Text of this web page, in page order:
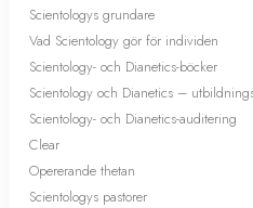
Scientologys grundare
Vad Scientology gör för individen
Scientology- och Dianetics-böcker
Scientology och Dianetics –
Scientology- och Dianetics-auditering
Clear
Opererande thetan
Scientologys pastorer